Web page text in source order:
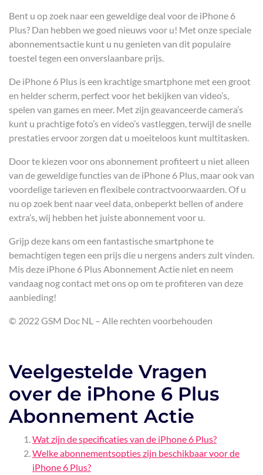
Bent u op zoek naar een geweldige deal voor de iPhone 6
Plus? Dan hebben we goed nieuws voor u! Met onze speciale
abonnementsactie kunt u nu genieten van dit populaire
toestel tegen een onverslaanbare prijs.
De iPhone 6 Plus is een krachtige smartphone met een groot
en helder scherm, perfect voor het bekijken van video’s,
spelen van games en meer. Met zijn geavanceerde camera’s
kunt u prachtige foto’s en video’s vastleggen, terwijl de snelle
prestaties ervoor zorgen dat u moeiteloos kunt multitasken.
Door te kiezen voor ons abonnement profiteert u niet alleen
van de geweldige functies van de iPhone 6 Plus, maar ook van
voordelige tarieven en flexibele contractvoorwaarden. Of u
nu op zoek bent naar veel data, onbeperkt bellen of andere
extra’s, wij hebben het juiste abonnement voor u.
Grijp deze kans om een fantastische smartphone te
bemachtigen tegen een prijs die u nergens anders zult vinden.
Mis deze iPhone 6 Plus Abonnement Actie niet en neem
vandaag nog contact met ons op om te profiteren van deze
aanbieding!
© 2022 GSM Doc NL – Alle rechten voorbehouden
Veelgestelde Vragen
over de iPhone 6 Plus
Abonnement Actie
Wat zijn de specificaties van de iPhone 6 Plus?
Welke abonnementsopties zijn beschikbaar voor de
iPhone 6 Plus?